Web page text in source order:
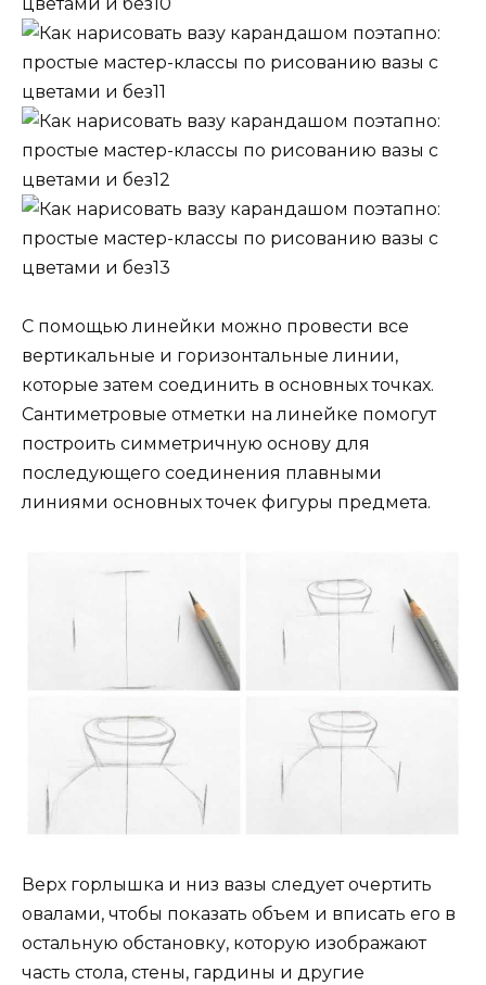
С помощью линейки можно провести все
вертикальные и горизонтальные линии,
которые затем соединить в основных точках.
Сантиметровые отметки на линейке помогут
построить симметричную основу для
последующего соединения плавными
линиями основных точек фигуры предмета.
Верх горлышка и низ вазы следует очертить
овалами, чтобы показать объем и вписать его в
остальную обстановку, которую изображают
часть стола, стены, гардины и другие